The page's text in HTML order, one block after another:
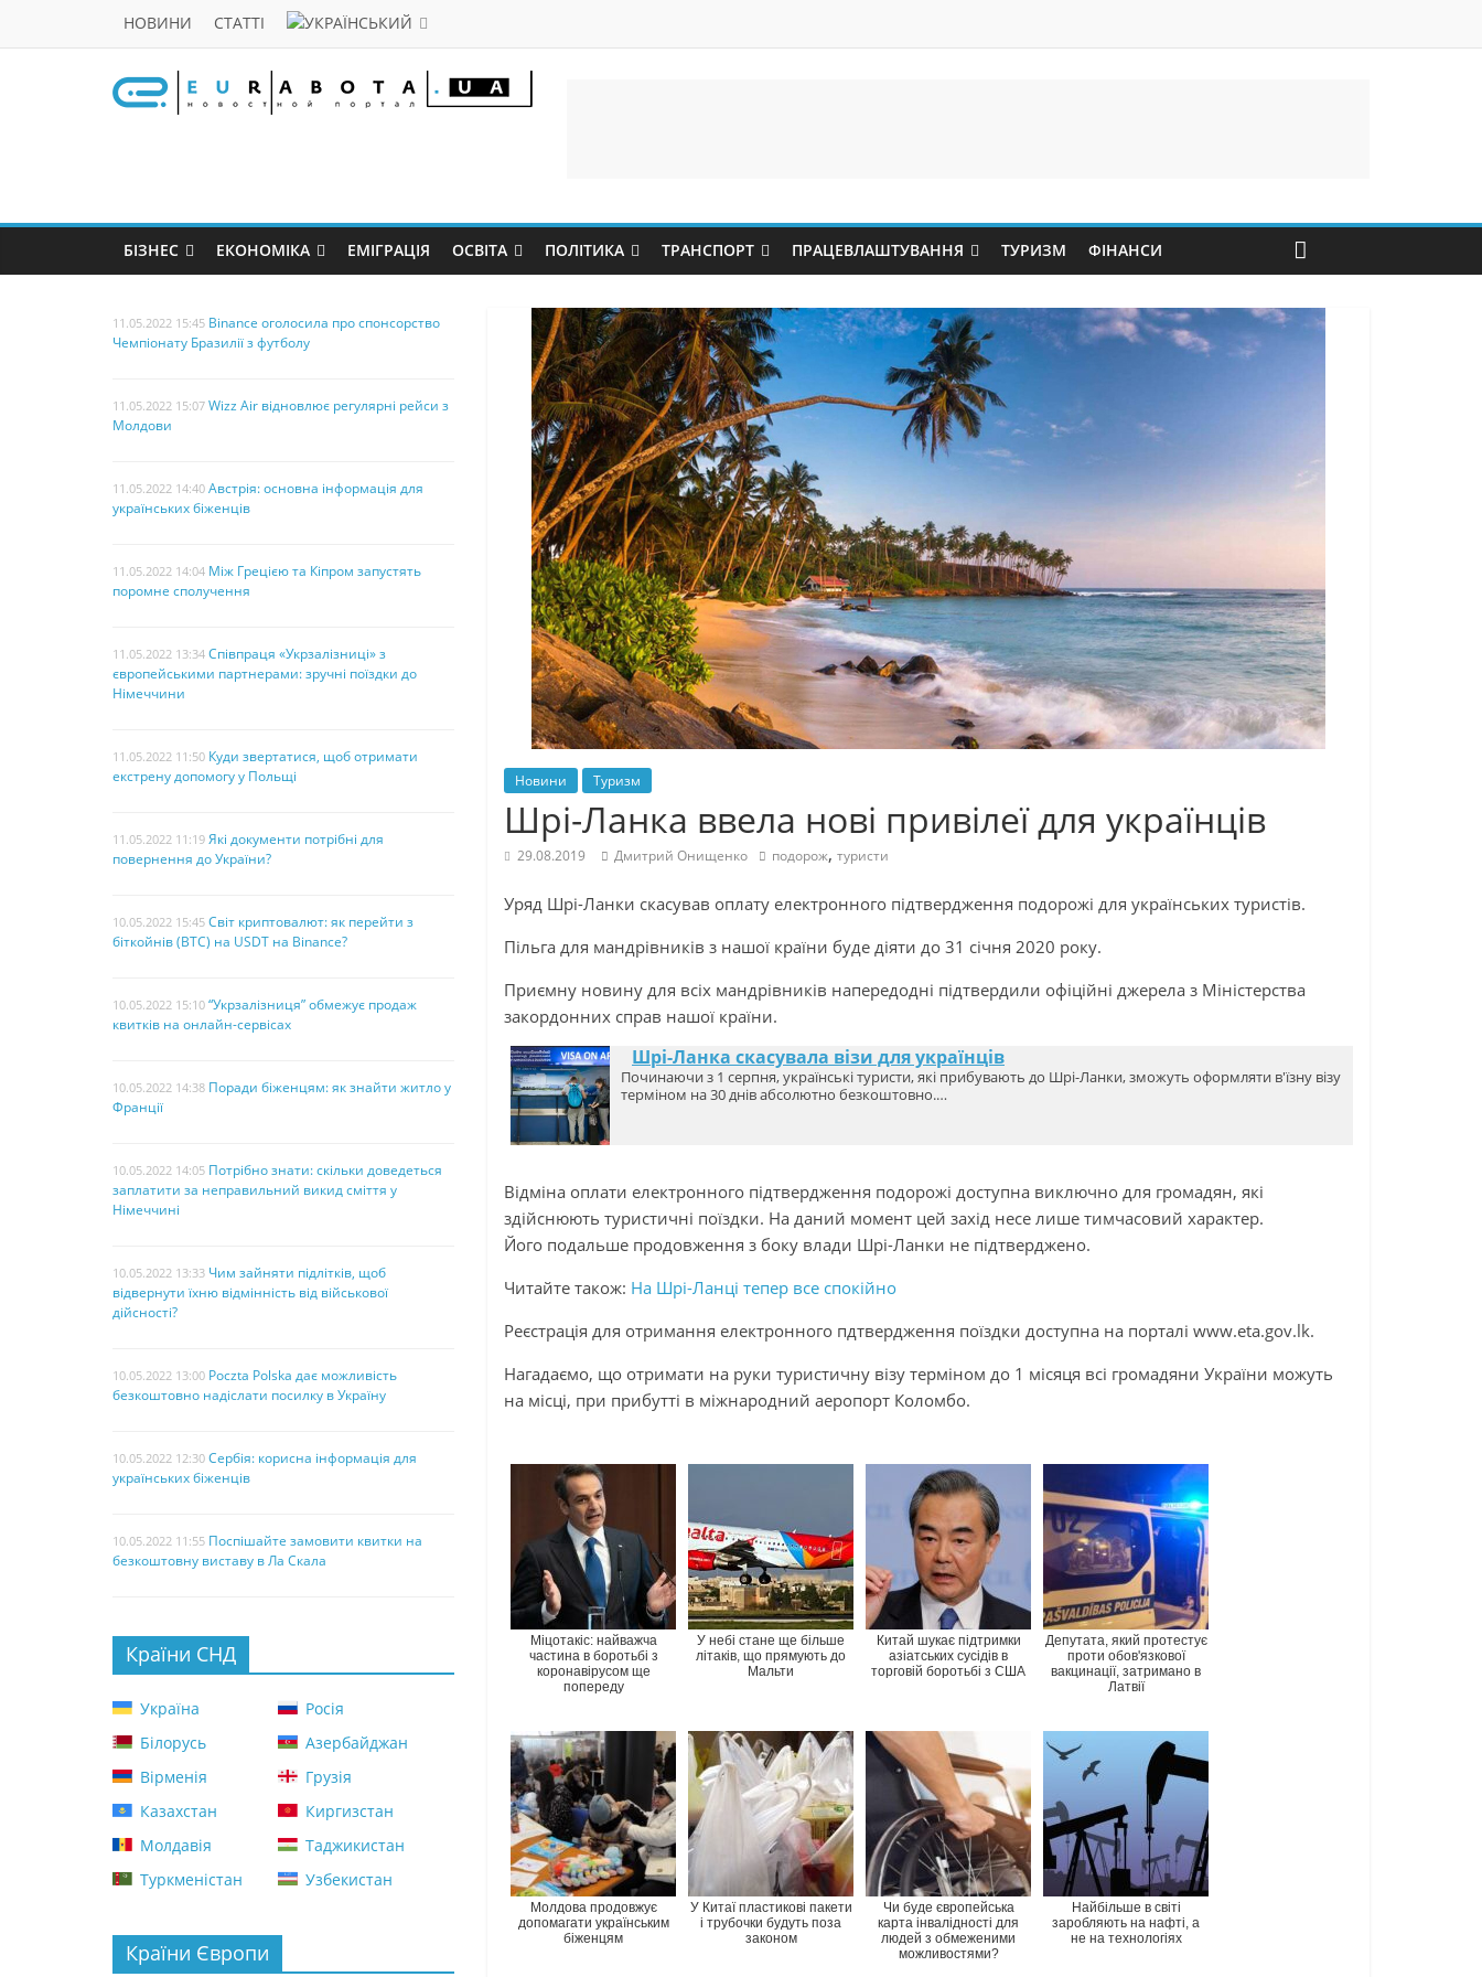
НОВИНИ СТАТТІ
БІЗНЕС ЕКОНОМІКА ЕМІГРАЦІЯ ОСВІТА ПОЛІТИКА ТРАНСПОРТ ПРАЦЕВЛАШТУВАННЯ ТУРИЗМ ФІНАНСИ
Новини Туризм
Шрі-Ланка ввела нові привілеї для українців
29.08.2019 Дмитрий Онищенко подорож, туристи
Уряд Шрі-Ланки скасував оплату електронного підтвердження подорожі для українських туристів.
Пільга для мандрівників з нашої країни буде діяти до 31 січня 2020 року.
Приємну новину для всіх мандрівників напередодні підтвердили офіційні джерела з Міністерства
закордонних справ нашої країни.
Шрі-Ланка скасувала візи для українців
Починаючи з 1 серпня, українські туристи, які прибувають до Шрі-Ланки, зможуть оформляти в'їзну візу
терміном на 30 днів абсолютно безкоштовно.…
Відміна оплати електронного підтвердження подорожі доступна виключно для громадян, які
здійснюють туристичні поїздки. На даний момент цей захід несе лише тимчасовий характер.
Його подальше продовження з боку влади Шрі-Ланки не підтверджено.
Читайте також: На Шрі-Ланці тепер все спокійно
Реєстрація для отримання електронного пдтвердження поїздки доступна на порталі www.eta.gov.lk.
Нагадаємо, що отримати на руки туристичну візу терміном до 1 місяця всі громадяни України можуть
на місці, при прибутті в міжнародний аеропорт Коломбо.
Міцотакіс: найважча
частина в боротьбі з
коронавірусом ще
попереду
У небі стане ще більше
літаків, що прямують до
Мальти
Китай шукає підтримки
азіатських сусідів в
торговій боротьбі з США
Депутата, який протестує
проти обов'язкової
вакцинації, затримано в
Латвії
Молдова продовжує
допомагати українським
біженцям
У Китаї пластикові пакети
і трубочки будуть поза
законом
Чи буде європейська
карта інвалідності для
людей з обмеженими
можливостями?
Найбільше в світі
заробляють на нафті, а
не на технологіях
11.05.2022 15:45 Binance оголосила про спонсорство
Чемпіонату Бразилії з футболу
11.05.2022 15:07 Wizz Air відновлює регулярні рейси з
Молдови
11.05.2022 14:40 Австрія: основна інформація для
українських біженців
11.05.2022 14:04 Між Грецією та Кіпром запустять
поромне сполучення
11.05.2022 13:34 Співпраця «Укрзалізниці» з
європейськими партнерами: зручні поїздки до
Німеччини
11.05.2022 11:50 Куди звертатися, щоб отримати
екстрену допомогу у Польщі
11.05.2022 11:19 Які документи потрібні для
повернення до України?
10.05.2022 15:45 Світ криптовалют: як перейти з
біткойнів (BTC) на USDT на Binance?
10.05.2022 15:10 “Укрзалізниця” обмежує продаж
квитків на онлайн-сервісах
10.05.2022 14:38 Поради біженцям: як знайти житло у
Франції
10.05.2022 14:05 Потрібно знати: скільки доведеться
заплатити за неправильний викид сміття у
Німеччині
10.05.2022 13:33 Чим зайняти підлітків, щоб
відвернути їхню відмінність від військової
дійсності?
10.05.2022 13:00 Poczta Polska дає можливість
безкоштовно надіслати посилку в Україну
10.05.2022 12:30 Сербія: корисна інформація для
українських біженців
10.05.2022 11:55 Поспішайте замовити квитки на
безкоштовну виставу в Ла Скала
Країни СНД
Україна
Росія
Білорусь
Азербайджан
Вірменія
Грузія
Казахстан
Киргизстан
Молдавія
Таджикистан
Туркменістан
Узбекистан
Країни Європи